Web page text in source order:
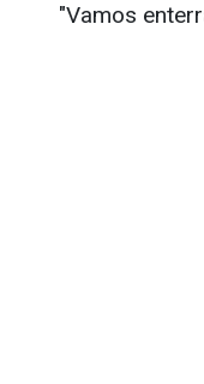
"Vamos